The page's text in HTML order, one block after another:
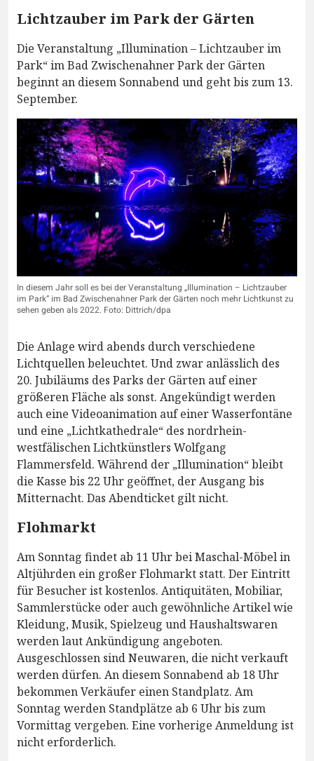
Lichtzauber im Park der Gärten
Die Veranstaltung „Illumination – Lichtzauber im
Park“ im Bad Zwischenahner Park der Gärten
beginnt an diesem Sonnabend und geht bis zum 13.
September.
In diesem Jahr soll es bei der Veranstaltung „Illumination – Lichtzauber
im Park“ im Bad Zwischenahner Park der Gärten noch mehr Lichtkunst zu
sehen geben als 2022. Foto: Dittrich/dpa
Die Anlage wird abends durch verschiedene
Lichtquellen beleuchtet. Und zwar anlässlich des
20. Jubiläums des Parks der Gärten auf einer
größeren Fläche als sonst. Angekündigt werden
auch eine Videoanimation auf einer Wasserfontäne
und eine „Lichtkathedrale“ des nordrhein-
westfälischen Lichtkünstlers Wolfgang
Flammersfeld. Während der „Illumination“ bleibt
die Kasse bis 22 Uhr geöffnet, der Ausgang bis
Mitternacht. Das Abendticket gilt nicht.
Flohmarkt
Am Sonntag findet ab 11 Uhr bei Maschal-Möbel in
Altjührden ein großer Flohmarkt statt. Der Eintritt
für Besucher ist kostenlos. Antiquitäten, Mobiliar,
Sammlerstücke oder auch gewöhnliche Artikel wie
Kleidung, Musik, Spielzeug und Haushaltswaren
werden laut Ankündigung angeboten.
Ausgeschlossen sind Neuwaren, die nicht verkauft
werden dürfen. An diesem Sonnabend ab 18 Uhr
bekommen Verkäufer einen Standplatz. Am
Sonntag werden Standplätze ab 6 Uhr bis zum
Vormittag vergeben. Eine vorherige Anmeldung ist
nicht erforderlich.